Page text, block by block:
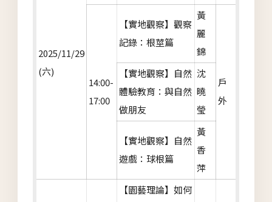
2025/11/29
(六)
14:00-
17:00
【實地觀察】觀察
記錄：根莖篇
黃
麗
錦
戶
外
【實地觀察】自然
體驗教育：與自然
做朋友
沈
曉
瑩
【實地觀察】自然
遊戲：球根篇
黃
香
萍
【園藝理論】如何